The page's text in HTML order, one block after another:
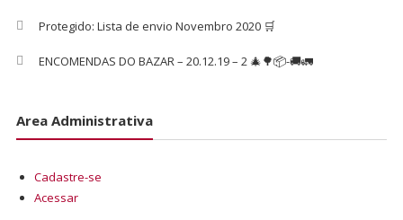
Protegido: Lista de envio Novembro 2020 🛒
ENCOMENDAS DO BAZAR – 20.12.19 – 2 🎄🌳📦-🚚🚛
Area Administrativa
Cadastre-se
Acessar